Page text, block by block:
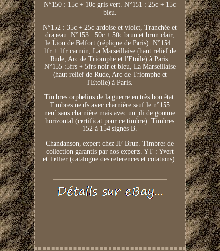
N°150 : 15c + 10c gris vert. N°151 : 25c + 15c
bleu.
N°152 : 35c + 25c ardoise et violet, Tranchée et
drapeau. N°153 : 50c + 50c brun et brun clair,
le Lion de Belfort (réplique de Paris). N°154 :
1fr + 1fr carmin, La Marseillaise (haut relief de
Rude, Arc de Triomphe et l'Etoile) à Paris.
N°155 :5frs + 5frs noir et bleu, La Marseillaise
(haut relief de Rude, Arc de Triomphe et
l'Etoile) à Paris.
Timbres orphelins de la guerre en très bon état.
Timbres neufs avec charnière sauf le n°155
neuf sans charnière mais avec un pli de gomme
horizontal (certificat pour ce timbre). Timbres
152 à 154 signés B.
Chandanson, expert chez JF Brun. Timbres de
collection garantis par nos experts. YT : Yvert
et Tellier (catalogue des références et cotations).